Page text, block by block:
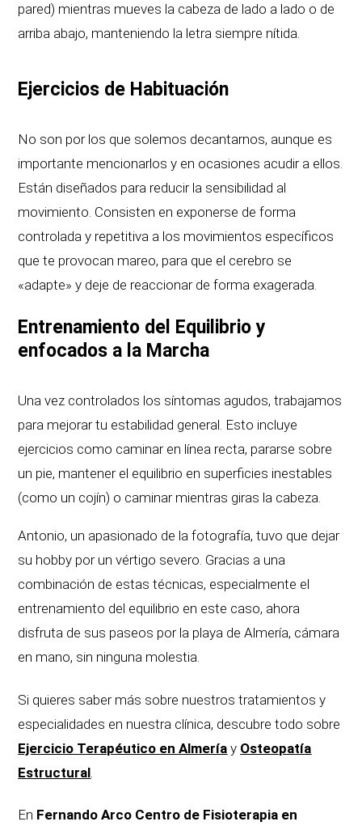
pared) mientras mueves la cabeza de lado a lado o de
arriba abajo, manteniendo la letra siempre nítida.
Ejercicios de Habituación
No son por los que solemos decantarnos, aunque es
importante mencionarlos y en ocasiones acudir a ellos.
Están diseñados para reducir la sensibilidad al
movimiento. Consisten en exponerse de forma
controlada y repetitiva a los movimientos específicos
que te provocan mareo, para que el cerebro se
«adapte» y deje de reaccionar de forma exagerada.
Entrenamiento del Equilibrio y
enfocados a la Marcha
Una vez controlados los síntomas agudos, trabajamos
para mejorar tu estabilidad general. Esto incluye
ejercicios como caminar en línea recta, pararse sobre
un pie, mantener el equilibrio en superficies inestables
(como un cojín) o caminar mientras giras la cabeza.
Antonio, un apasionado de la fotografía, tuvo que dejar
su hobby por un vértigo severo. Gracias a una
combinación de estas técnicas, especialmente el
entrenamiento del equilibrio en este caso, ahora
disfruta de sus paseos por la playa de Almería, cámara
en mano, sin ninguna molestia.
Si quieres saber más sobre nuestros tratamientos y
especialidades en nuestra clínica, descubre todo sobre
Ejercicio Terapéutico en Almería y Osteopatía
Estructural.
En Fernando Arco Centro de Fisioterapia en